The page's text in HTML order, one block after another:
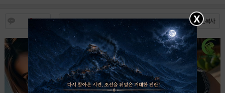
0 URL복사
https://m.hungryapp.co.kr/bbs/bbs_view.php?durl=Y... X